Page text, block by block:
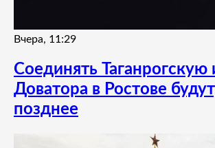
Вчера, 11:29
Соединять Таганрогскую
Доватора в Ростове
позднее